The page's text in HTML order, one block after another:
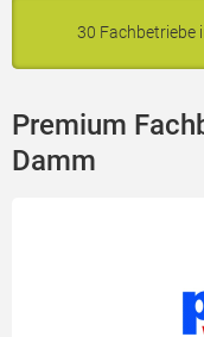
30 Fachbetriebe
Premium
Damm